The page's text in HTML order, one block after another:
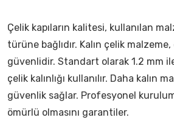
Çelik kapıların kalitesi, kullanılan
türüne bağlıdır. Kalın çelik
güvenlidir. Standart olarak 1.2 mm
çelik kalınlığı kullanılır. Daha kalın
güvenlik sağlar. Profesyonel
ömürlü olmasını garantiler.